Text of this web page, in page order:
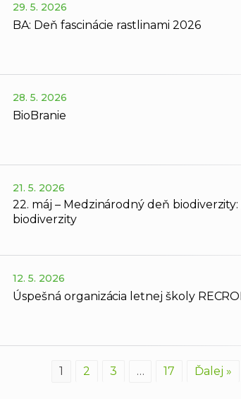
29. 5. 2026
BA: Deň fascinácie rastlinami 2026
28. 5. 2026
BioBranie
21. 5. 2026
22. máj – Medzinárodný deň
biodiverzity
12. 5. 2026
Úspešná organizácia letnej školy
1 2 3 … 17 Ďalej »